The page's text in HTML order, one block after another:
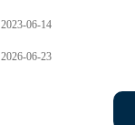
2023-06-14
2026-06-23